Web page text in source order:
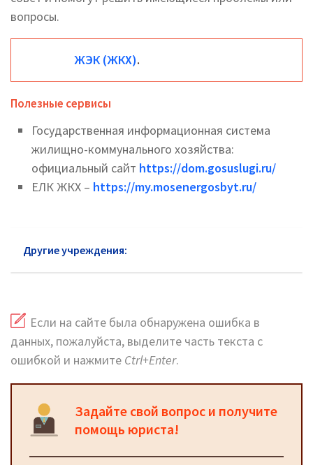
вопросы.
ЖЭК (ЖКХ).
Полезные сервисы
Государственная информационная система
жилищно-коммунального хозяйства:
официальный сайт https://dom.gosuslugi.ru/
ЕЛК ЖКХ – https://my.mosenergosbyt.ru/
Другие учреждения:
Если на сайте была обнаружена ошибка в
данных, пожалуйста, выделите часть текста с
ошибкой и нажмите Ctrl+Enter.
Задайте свой вопрос и получите
помощь юриста!